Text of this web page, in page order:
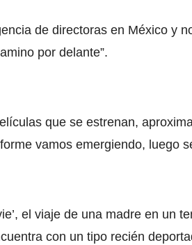
de directoras en México y
por delante”.
que se estrenan,
vamos emergiendo, luego
el viaje de una madre en un
con un tipo recién